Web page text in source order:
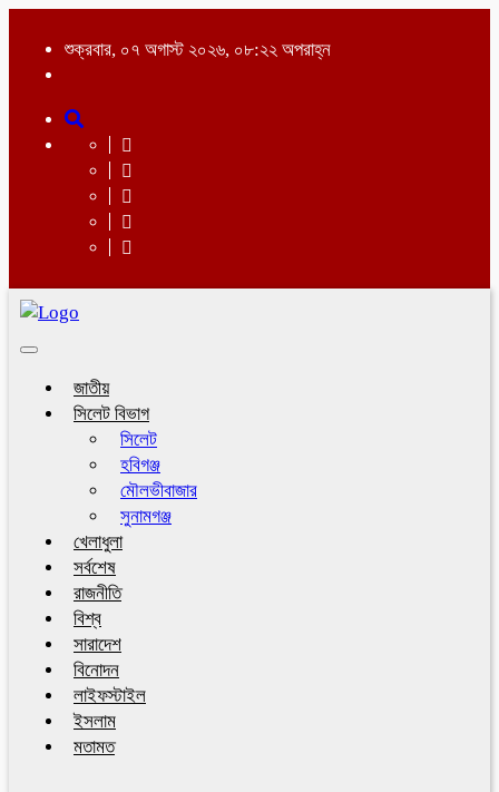
শুক্রবার, ০৭ অগাস্ট ২০২৬, ০৮:২২ অপরাহ্ন
Toggle
জাতীয়
সিলেট বিভাগ
সিলেট
হবিগঞ্জ
মৌলভীবাজার
সুনামগঞ্জ
খেলাধুলা
সর্বশেষ
রাজনীতি
বিশ্ব
সারাদেশ
বিনোদন
লাইফস্টাইল
ইসলাম
মতামত